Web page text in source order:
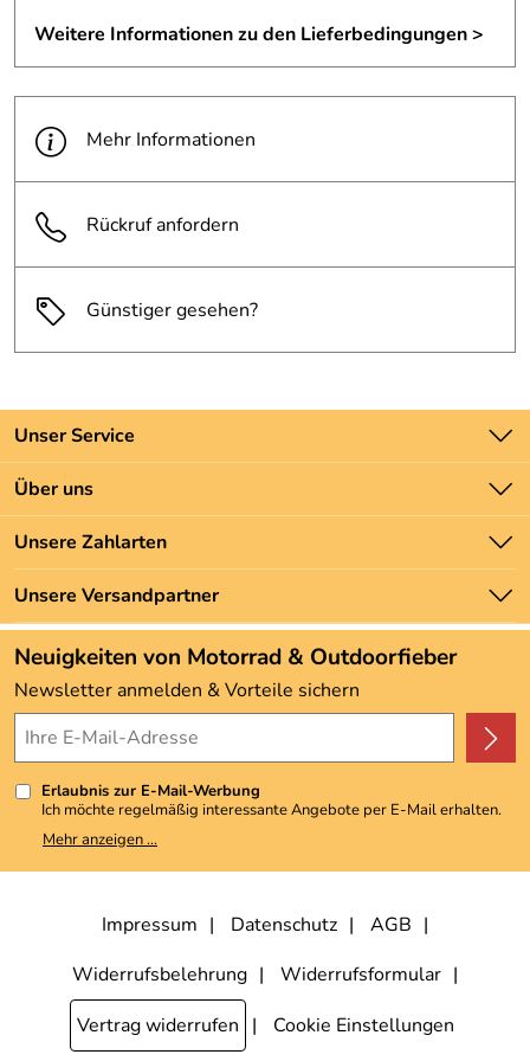
Weitere Informationen zu den Lieferbedingungen >
Mehr Informationen
Rückruf anfordern
Günstiger gesehen?
Unser Service
Kontakt
Batteriegesetz
Newsletter
Zahlung und Versand
Über uns
Unsere Bestseller
Marken
Neu
Angebote
Kundenbewertungen (3.492)
4,9/5*****
Unsere Zahlarten
Unsere Versandpartner
Neuigkeiten von Motorrad & Outdoorfieber
Newsletter anmelden & Vorteile sichern
Erlaubnis zur E-Mail-Werbung
Ich möchte regelmäßig interessante Angebote per E-Mail erhalten.
Meine E-Mail-Adresse wird nicht an andere Unternehmen
weitergegeben. Zu statistischen Zwecken wird in anonymer Form
kann ich jederzeit mit Wirkung für die Zukunft widerrufen, indem ich
den Link "Abmelden" am Ende des Newsletters anklicke. Die
Mehr anzeigen ...
Impressum Datenschutz
AGB
Widerrufsbelehrung
Widerrufsformular
Vertrag widerrufen
Cookie Einstellungen